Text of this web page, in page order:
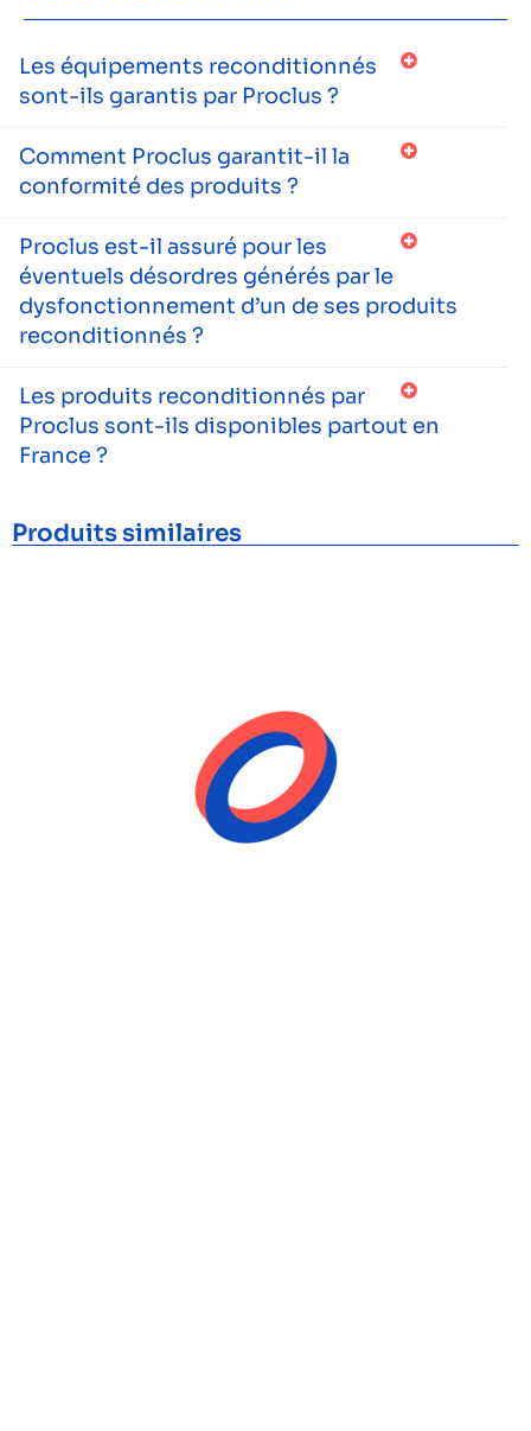
Les équipements reconditionnés
sont-ils garantis par Proclus ?
Comment Proclus garantit-il la
conformité des produits ?
Proclus est-il assuré pour les
éventuels désordres générés par le
dysfonctionnement d’un de ses produits
reconditionnés ?
Les produits reconditionnés par
Proclus sont-ils disponibles partout en
France ?
Produits similaires